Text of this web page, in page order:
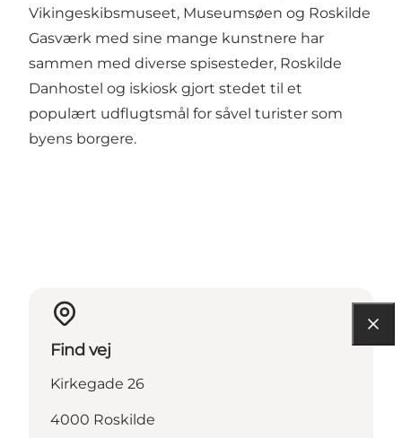
Vikingeskibsmuseet, Museumsøen og Roskilde
Gasværk med sine mange kunstnere har
sammen med diverse spisesteder, Roskilde
Danhostel og iskiosk gjort stedet til et
populært udflugtsmål for såvel turister som
byens borgere.
Find vej
Kirkegade 26
4000 Roskilde